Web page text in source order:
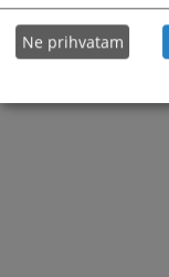
Ne prihvatam